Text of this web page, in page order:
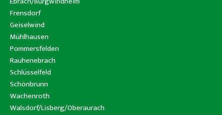
Frensdorf
Geiselwind
Mühlhausen
Pommersfelden
Rauhenebrach
Schlüsselfeld
Schönbrunn
Wachenroth
Walsdorf/Lisberg/Oberaurach